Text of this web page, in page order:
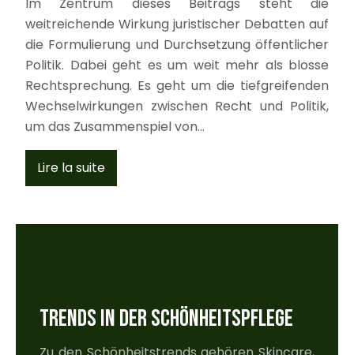
weitreichende Wirkung juristischer Debatten auf
die Formulierung und Durchsetzung öffentlicher
Politik. Dabei geht es um weit mehr als blosse
Rechtsprechung. Es geht um die tiefgreifenden
Wechselwirkungen zwischen Recht und Politik,
um das Zusammenspiel von…
Lire la suite
TRENDS IN DER SCHÖNHEITSPFLEGE